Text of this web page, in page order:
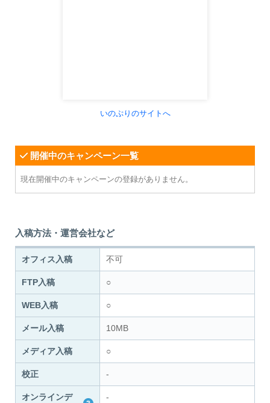
いのぷりのサイトへ
開催中のキャンペーン一覧
現在開催中のキャンペーンの登録がありません。
入稿方法・運営会社など
オフィス入稿 不可
FTP入稿 ○
WEB入稿 ○
メール入稿 10MB
メディア入稿 ○
校正 -
オンラインデ
-